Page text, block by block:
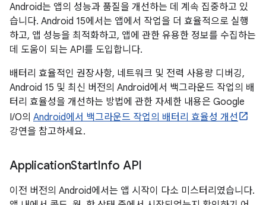
Android는 앱의 성능과 품질을 개선하는 데 계속 집중하고 있
습니다. Android 15에서는 앱에서 작업을 더 효율적으로 실행
하고, 앱 성능을 최적화하고, 앱에 관한 유용한 정보를 수집하는
데 도움이 되는 API를 도입합니다.
배터리 효율적인 권장사항, 네트워크 및 전력 사용량 디버깅,
Android 15 및 최신 버전의 Android에서 백그라운드 작업의 배
터리 효율성을 개선하는 방법에 관한 자세한 내용은 Google
I/O의 Android에서 백그라운드 작업의 배터리 효율성 개선
강연을 참고하세요.
ApplicationStartInfo API
이전 버전의 Android에서는 앱 시작이 다소 미스터리였습니다.